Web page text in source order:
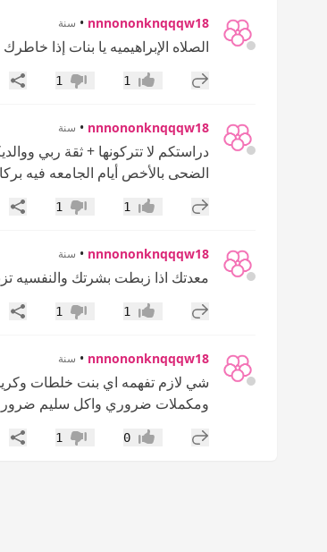
nnnononknqqqw18
• سنة
الصلاه الإبراهيميه يا بنات إذا
إضافة رد جديد
إعجاب1 عدم إعجاب
1
nnnononknqqqw18
• سنة
دراستكم لا تتركونها + ثقة ربي
الضحى بالأخص أيام الجامعه فيه
إضافة رد جديد
إعجاب1 عدم إعجاب
1
nnnononknqqqw18
• سنة
معدتك اذا زبطت بشرتك والنفسيه
إضافة رد جديد
إعجاب1 عدم إعجاب
1
nnnononknqqqw18
• سنة
شي لازم تفهمه اي بنت خلطات
ومكملات ضروري واكل سليم ضروري
إضافة رد جديد
إعجاب0 عدم إعجاب
1